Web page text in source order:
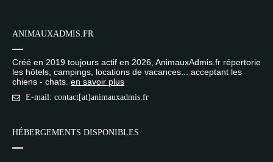
ANIMAUXADMIS.FR
Créé en 2019 toujours actif en 2026, AnimauxAdmis.fr répertorie
les hôtels, campings, locations de vacances... acceptant les
chiens - chats. en savoir plus
E-mail: contact[at]animauxadmis.fr
HÉBERGEMENTS DISPONIBLES